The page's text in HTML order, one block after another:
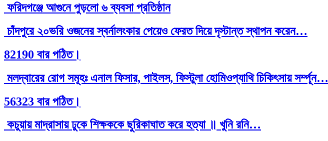
ফরিদগঞ্জে আগুনে পুড়লো ৬ ব্যবসা প্রতিষ্ঠান
চাঁদপুরে ২০ভরি ওজনের স্বর্নালংকার পেয়েও ফেরত দিয়ে দৃস্টান্ত স্থাপন করেন…
82190 বার পঠিত।
মলদ্বারের রোগ সমূহঃ এনাল ফিসার, পাইলস, ফিস্টুলা হোমিওপ্যাথি চিকিৎসায় সর্ম্পূন…
56323 বার পঠিত।
কচুয়ায় মাদ্রাসায় ঢুকে শিক্ষককে ছুরিকাঘাত করে হত্যা ॥ খুনি রনি…